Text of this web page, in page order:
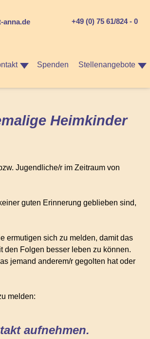
anna.de +49 (0) 75 61/824 - 0
Spenden Stellenangebote
Heimkinder
Jugendliche/r im Zeitraum von
guten Erinnerung geblieben sind,
ermutigen sich zu melden, damit das
den Folgen besser leben zu können.
jemand anderem/r gegolten hat oder
melden:
aufnehmen.